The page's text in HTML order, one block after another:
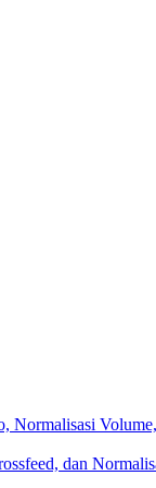
Normalisasi
dan